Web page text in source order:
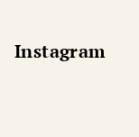
Instagram